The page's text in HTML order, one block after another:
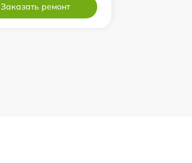
Заказать ремонт